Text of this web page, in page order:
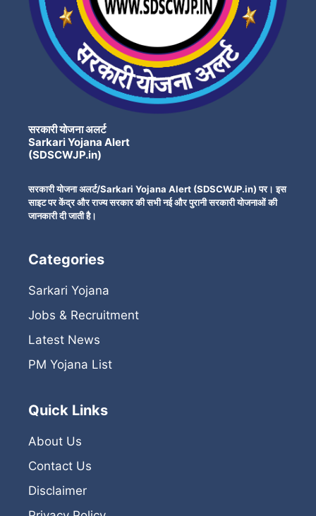
सरकारी योजना अलर्ट
Sarkari Yojana Alert
(SDSCWJP.in)
सरकारी योजना अलर्ट/Sarkari Yojana Alert (SDSCWJP.in) पर। इस
साइट पर केंद्र और राज्य सरकार की सभी नई और पुरानी सरकारी योजनाओं की
जानकारी दी जाती है।
Categories
Sarkari Yojana
Jobs & Recruitment
Latest News
PM Yojana List
Quick Links
About Us
Contact Us
Disclaimer